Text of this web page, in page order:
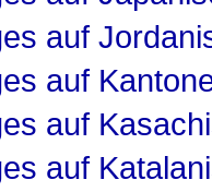
auf
auf
auf
auf